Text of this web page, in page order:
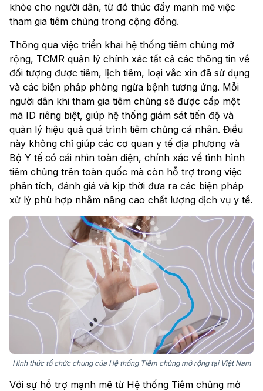
khỏe cho người dân, từ đó thúc đẩy mạnh mẽ việc
tham gia tiêm chủng trong cộng đồng.
Thông qua việc triển khai hệ thống tiêm chủng mở
rộng, TCMR quản lý chính xác tất cả các thông tin về
đối tượng được tiêm, lịch tiêm, loại vắc xin đã sử dụng
và các biện pháp phòng ngừa bệnh tương ứng. Mỗi
người dân khi tham gia tiêm chủng sẽ được cấp một
mã ID riêng biệt, giúp hệ thống giám sát tiến độ và
quản lý hiệu quả quá trình tiêm chủng cá nhân. Điều
này không chỉ giúp các cơ quan y tế địa phương và
Bộ Y tế có cái nhìn toàn diện, chính xác về tình hình
tiêm chủng trên toàn quốc mà còn hỗ trợ trong việc
phân tích, đánh giá và kịp thời đưa ra các biện pháp
xử lý phù hợp nhằm nâng cao chất lượng dịch vụ y tế.
Hình thức tổ chức chung của Hệ thống Tiêm chủng mở rộng tại Việt Nam
Với sự hỗ trợ mạnh mẽ từ Hệ thống Tiêm chủng mở